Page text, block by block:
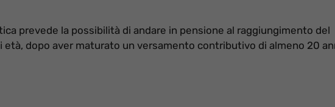
prevede la possibilità di andare in pensione al raggiungimento del
dopo aver maturato un versamento contributivo di almeno 20